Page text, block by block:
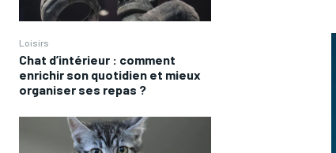
Loisirs
Chat d’intérieur : comment
enrichir son quotidien et mieux
organiser ses repas ?